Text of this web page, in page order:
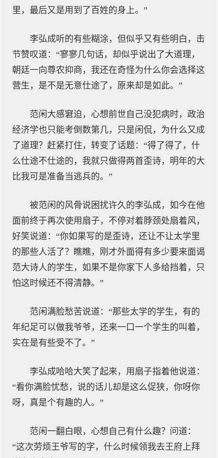
里，最后又是用到了百姓的身上。”
李弘成听的有些糊涂，但似乎又有些明白，击
节赞叹道：“寥寥几句话，却似乎说出了大道理，
朝廷一向尊农抑商，我还在奇怪为什么你会选择这
营生，是不是无意仕途了，原来却是如此。”
范闲大感窘迫，心想前世自己没犯病时，政治
经济学也只能考倒数第几，只是闲侃，为什么又成
了道理？赶紧打住，转变了话题：“得了得了，什
么仕途不仕途的，我就只做得两首歪诗，明年的大
比我可是准备当逃兵的。”
被范闲的风骨说困扰许久的李弘成，如今在他
面前终于再次使用扇子，不停对着脖颈处扇着风，
好笑说道：“你如果写的是歪诗，还让不让太学里
的那些人活了？瞧瞧，刚才外面得有多少要来面谒
范大诗人的学生，如果不是你家下人多给挡着，只
怕这时候还不得清静。”
范闲满脸愁苦说道：“那些太学的学生，有的
年纪足可以做我爷爷，还来一口一个学生的叫着，
实在是有些受不了。”
李弘成哈哈大笑了起来，用扇子指着他说道：
“看你满脸忧愁，说的话儿却是这么促狭，你呀你
呀，真是个有趣的人。”
范闲一翻白眼，心想自己有什么趣？问道：
“这次劳烦王爷写的字，什么时候领我去王府上拜